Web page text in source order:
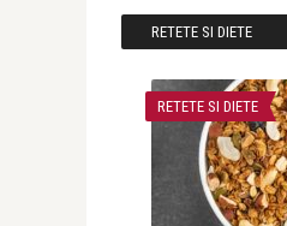
RETETE SI DIETE
RETETE SI DIETE